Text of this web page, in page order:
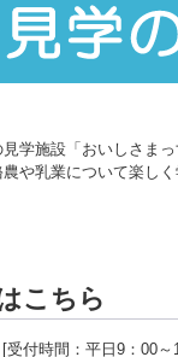
学施設「おいしさまっ
や乳業について楽し
こちら
[受付時間：平日9：00